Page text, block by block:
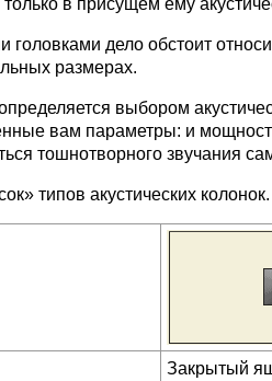
только в присущем ему
дело обстоит
размерах.
выбором
вам параметры: и
тошнотворного звучания
типов акустических
Закрытый